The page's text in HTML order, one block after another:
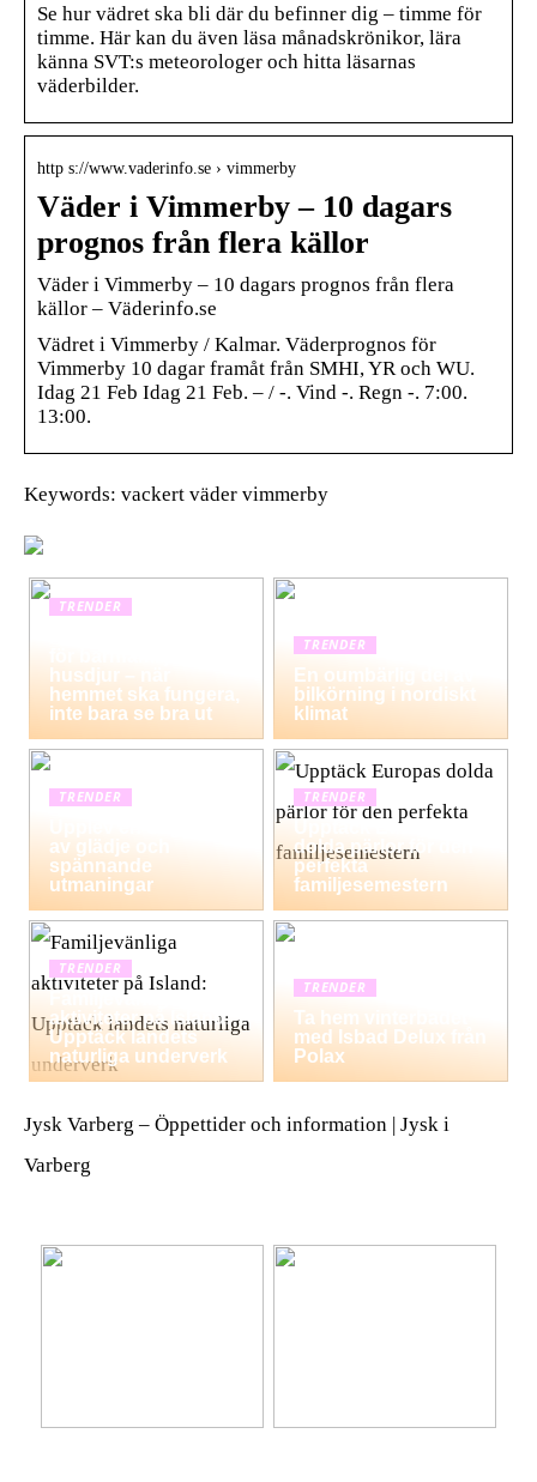
Se hur vädret ska bli där du befinner dig – timme för
timme. Här kan du även läsa månadskrönikor, lära
känna SVT:s meteorologer och hitta läsarnas
väderbilder.
http s://www.vaderinfo.se › vimmerby
Väder i Vimmerby – 10 dagars
prognos från flera källor
Väder i Vimmerby – 10 dagars prognos från flera
källor – Väderinfo.se
Vädret i Vimmerby / Kalmar. Väderprognos för
Vimmerby 10 dagar framåt från SMHI, YR och WU.
Idag 21 Feb Idag 21 Feb. – / -. Vind -. Regn -. 7:00.
13:00.
Keywords: vackert väder vimmerby
TRENDER
husdjur – när
hemmet ska fungera,
inte bara se bra ut
TRENDER
En oumbärlig del av
bilkörning i nordiskt
klimat
TRENDER
av glädje och
spännande
utmaningar
TRENDER
Upptäck Europas
dolda pärlor för den
perfekta
familjesemestern
TRENDER
Familjevänliga
aktiviteter på Island:
Upptäck landets
naturliga underverk
TRENDER
Ta hem vinterbadet
med Isbad Delux från
Polax
Jysk Varberg – Öppettider och information | Jysk i
Varberg